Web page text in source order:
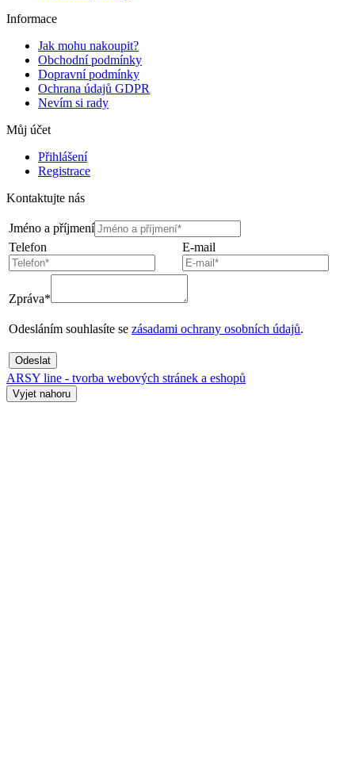
Informace
Jak mohu nakoupit?
Obchodní podmínky
Dopravní podmínky
Ochrana údajů GDPR
Nevím si rady
Můj účet
Přihlášení
Registrace
Kontaktujte nás
Jméno a příjmení
Telefon
E-mail
Zpráva*
Odesláním souhlasíte se zásadami ochrany osobních údajů.
Odeslat
ARSY line - tvorba webových stránek a eshopů
Vyjet nahoru